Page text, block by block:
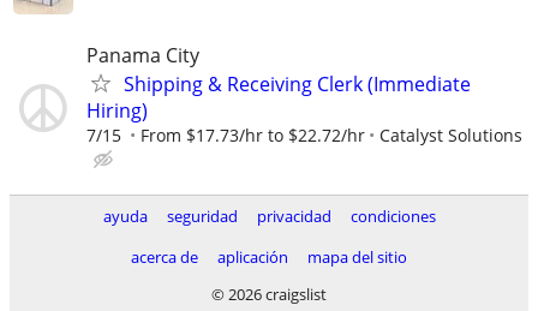
Panama City
Shipping & Receiving Clerk (Immediate
Hiring)
7/15 From $17.73/hr to $22.72/hr Catalyst Solutions
ayuda seguridad privacidad
condiciones
acerca de
aplicación
mapa del sitio
© 2026 craigslist